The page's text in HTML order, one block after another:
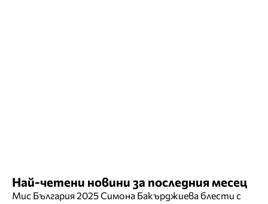
Най-четени новини за последния месец
Мис България 2025 Симона Бакърджиева блести с